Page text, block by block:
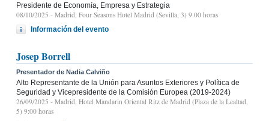
Presidente de Economía, Empresa y Estrategia
08/10/2025 - Madrid, Four Seasons Hotel Madrid (Sevilla, 3) 9.00 horas
Información del evento
Josep Borrell
Presentador de Nadia Calviño
Alto Representante de la Unión para Asuntos Exteriores y Política de
Seguridad y Vicepresidente de la Comisión Europea (2019-2024)
26/09/2025 - Madrid, Hotel Mandarin Oriental Ritz de Madrid (Plaza de la Lealtad,
5) 9:00 horas